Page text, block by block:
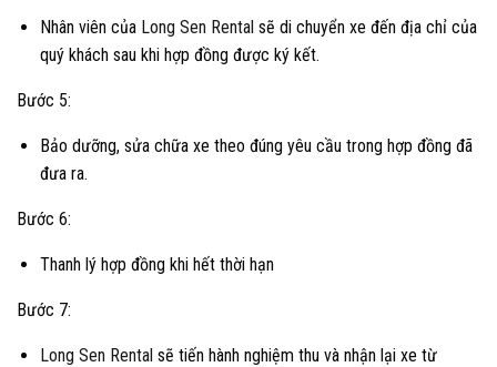
Nhân viên của Long Sen Rentalsẽ di chuyển xe đến địa chỉ của
quý khách sau khi hợp đồng được ký kết.
Bước 5:
Bảo dưỡng, sửa chữa xe theo đúng yêu cầu trong hợp đồng đã
đưa ra.
Bước 6:
Thanh lý hợp đồng khi hết thời hạn
Bước 7:
Long Sen Rentalsẽ tiến hành nghiệm thu và nhận lại xe từ